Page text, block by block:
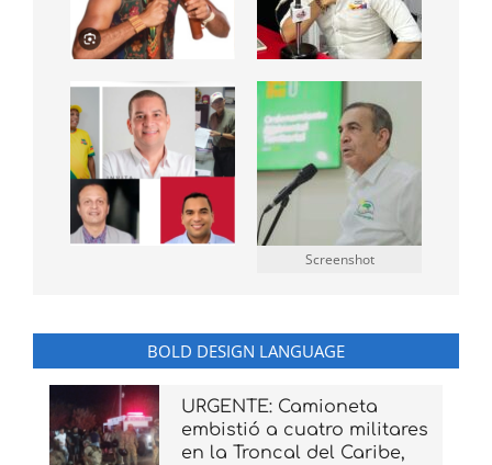
Screenshot
BOLD DESIGN LANGUAGE
URGENTE: Camioneta
embistió a cuatro militares
en la Troncal del Caribe,